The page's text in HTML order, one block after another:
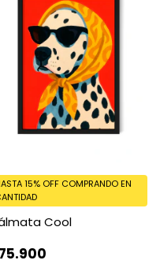
Cool
15% OFF COMPRANDO EN